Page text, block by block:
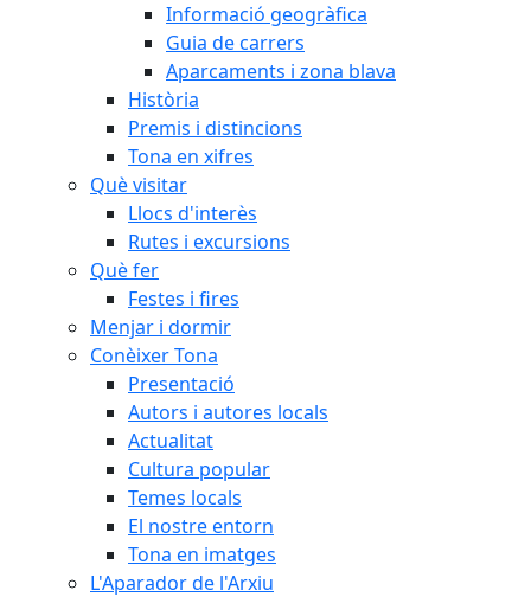
Informació geogràfica
Guia de carrers
Aparcaments i zona blava
Història
Premis i distincions
Tona en xifres
Què visitar
Llocs d'interès
Rutes i excursions
Què fer
Festes i fires
Menjar i dormir
Conèixer Tona
Presentació
Autors i autores locals
Actualitat
Cultura popular
Temes locals
El nostre entorn
Tona en imatges
L'Aparador de l'Arxiu